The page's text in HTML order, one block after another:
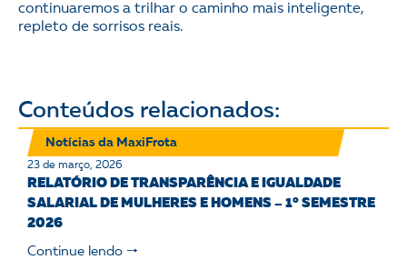
continuaremos a trilhar o caminho mais inteligente,
repleto de sorrisos reais.
Conteúdos relacionados:
Notícias da MaxiFrota
23 de março, 2026
RELATÓRIO DE TRANSPARÊNCIA E IGUALDADE
SALARIAL DE MULHERES E HOMENS – 1° SEMESTRE
2026
Continue lendo 🠒